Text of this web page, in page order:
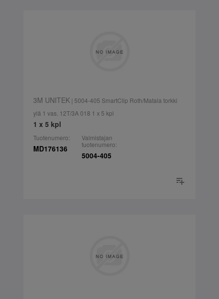
3M UNITEK| 5004-405 SmartClip Roth/Matala torkki
ylä 1 vas. 12T/3A 018 1 x 5 kpl
1 x 5 kpl
Tuotenumero:
MD176136
Valmistajan
tuotenumero:
5004-405